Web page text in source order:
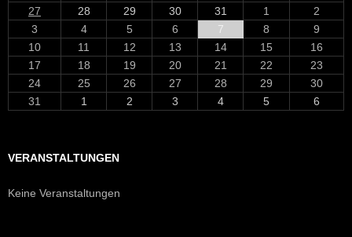
27
28 29 30 31 1
2
3
4 5 6 7 8
9
10
11 12 13 14 15
16
17
18 19 20 21 22
23
24
25 26 27 28 29
30
31
1 2 3 4 5 6
VERANSTALTUNGEN
Keine Veranstaltungen